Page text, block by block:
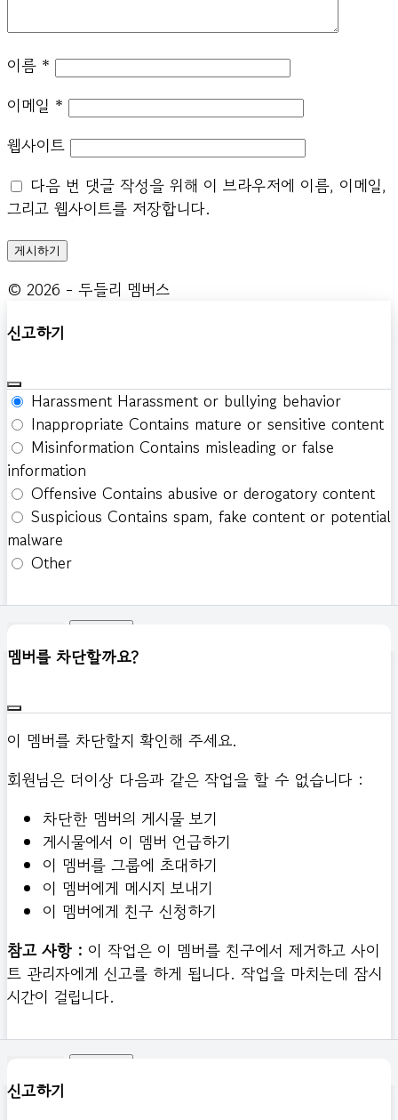
이름 *
이메일 *
웹사이트
다음 번 댓글 작성을 위해 이 브라우저에 이름, 이메일,
그리고 웹사이트를 저장합니다.
© 2026 - 두들리 멤버스
신고하기
Harassment Harassment or bullying behavior
Inappropriate Contains mature or sensitive content
Misinformation Contains misleading or false
information
Offensive Contains abusive or derogatory content
Suspicious Contains spam, fake content or potential
malware
Other
멤버를 차단할까요?
이 멤버를 차단할지 확인해 주세요.
회원님은 더이상 다음과 같은 작업을 할 수 없습니다 :
차단한 멤버의 게시물 보기
게시물에서 이 멤버 언급하기
이 멤버를 그룹에 초대하기
이 멤버에게 메시지 보내기
이 멤버에게 친구 신청하기
참고 사항 : 이 작업은 이 멤버를 친구에서 제거하고 사이
트 관리자에게 신고를 하게 됩니다. 작업을 마치는데 잠시
시간이 걸립니다.
신고하기